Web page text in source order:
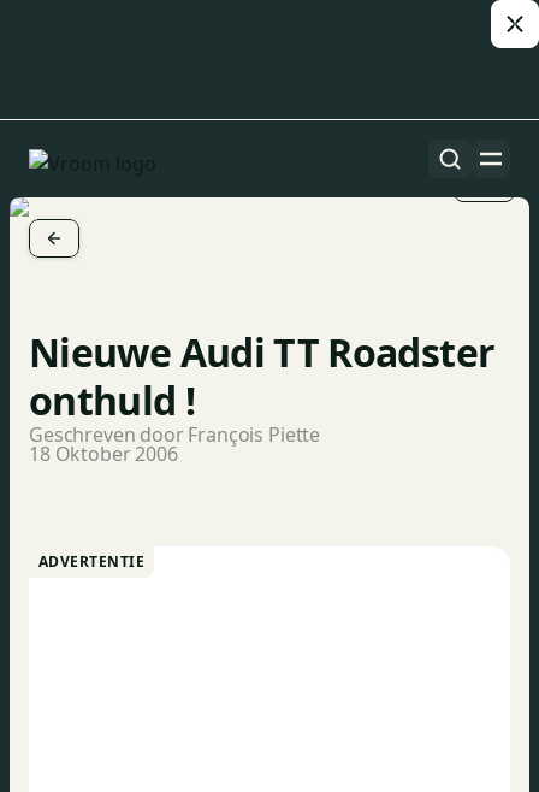
Nieuwe Audi TT Roadster
onthuld !
Geschreven door François Piette
18 Oktober 2006
ADVERTENTIE